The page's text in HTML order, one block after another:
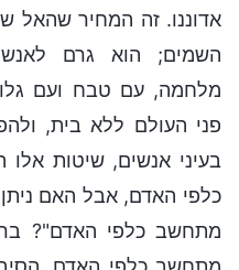
אדוננו. זה המחיר שהאל
השמים; הוא גרם
מלחמה, עם טבח ועם
פני העולם ללא בית,
בעיני אנשים, שיטות
כלפי האדם, אבל האם
מתחשב כלפי האדם"?